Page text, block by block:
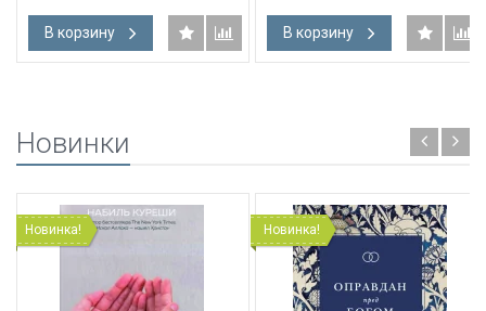
В корзину В корзину
Новинки
Новинка! Новинка!